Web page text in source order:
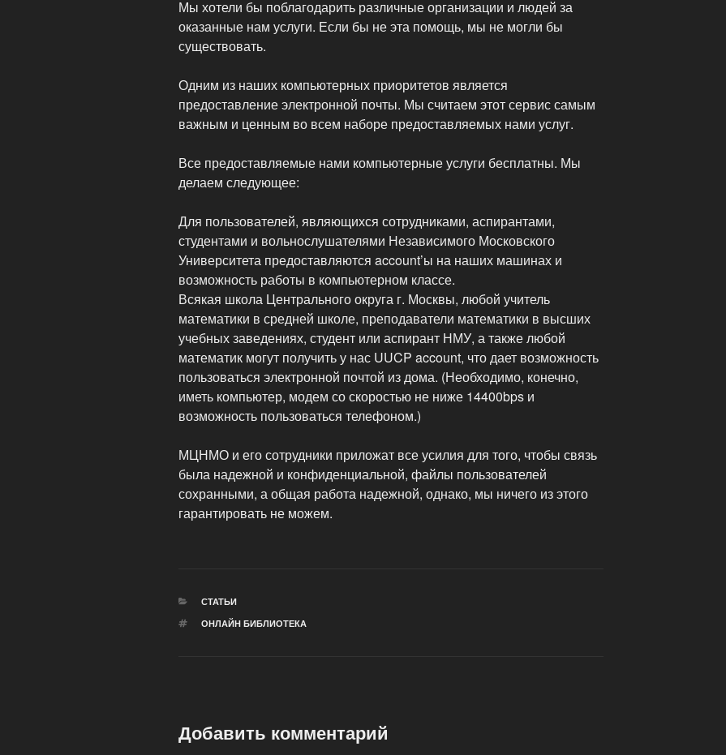
Мы хотели бы поблагодарить различные организации и людей за
оказанные нам услуги. Если бы не эта помощь, мы не могли бы
существовать.
Одним из наших компьютерных приоритетов является
предоставление электронной почты. Мы считаем этот сервис самым
важным и ценным во всем наборе предоставляемых нами услуг.
Все предоставляемые нами компьютерные услуги бесплатны. Мы
делаем следующее:
Для пользователей, являющихся сотрудниками, аспирантами,
студентами и вольнослушателями Независимого Московского
Университета предоставляются account’ы на наших машинах и
возможность работы в компьютерном классе.
Всякая школа Центрального округа г. Москвы, любой учитель
математики в средней школе, преподаватели математики в высших
учебных заведениях, студент или аспирант НМУ, а также любой
математик могут получить у нас UUCP account, что дает возможность
пользоваться электронной почтой из дома. (Необходимо, конечно,
иметь компьютер, модем со скоростью не ниже 14400bps и
возможность пользоваться телефоном.)
МЦНМО и его сотрудники приложат все усилия для того, чтобы связь
была надежной и конфиденциальной, файлы пользователей
сохранными, а общая работа надежной, однако, мы ничего из этого
гарантировать не можем.
РУБРИКИ
СТАТЬИ
МЕТКИ
ОНЛАЙН БИБЛИОТЕКА
Добавить комментарий